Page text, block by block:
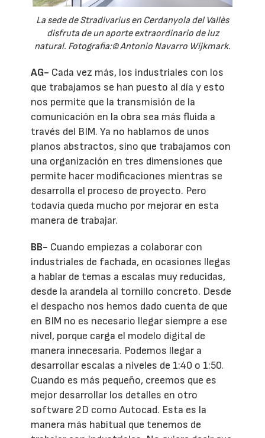
La sede de Stradivarius en Cerdanyola del Vallès
disfruta de un aporte extraordinario de luz
natural. Fotografia:© Antonio Navarro Wijkmark.
AG- Cada vez más, los industriales con los
que trabajamos se han puesto al día y esto
nos permite que la transmisión de la
comunicación en la obra sea más fluida a
través del BIM. Ya no hablamos de unos
planos abstractos, sino que trabajamos con
una organización en tres dimensiones que
permite hacer modificaciones mientras se
desarrolla el proceso de proyecto. Pero
todavía queda mucho por mejorar en esta
manera de trabajar.
BB- Cuando empiezas a colaborar con
industriales de fachada, en ocasiones llegas
a hablar de temas a escalas muy reducidas,
desde la arandela al tornillo concreto. Desde
el despacho nos hemos dado cuenta de que
en BIM no es necesario llegar siempre a ese
nivel, porque carga el modelo digital de
manera innecesaria. Podemos llegar a
desarrollar escalas a niveles de 1:40 o 1:50.
Cuando es más pequeño, creemos que es
mejor desarrollar los detalles en otro
software 2D como Autocad. Esta es la
manera más habitual que tenemos de